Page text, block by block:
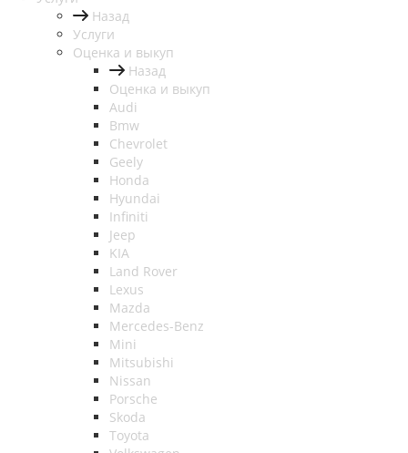
Назад
Услуги
Оценка и выкуп
Назад
Оценка и выкуп
Audi
Bmw
Chevrolet
Geely
Honda
Hyundai
Infiniti
Jeep
KIA
Land Rover
Lexus
Mazda
Mercedes-Benz
Mini
Mitsubishi
Nissan
Porsche
Skoda
Toyota